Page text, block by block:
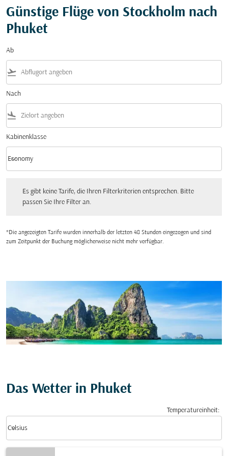
Günstige Flüge von Stockholm nach
Phuket
Ab
flight_takeoff
Nach
flight_land
Kabinenklasse
Kabinenklasse option Economy Selected
Economy
keyboard_arrow_down
Es gibt keine Tarife, die Ihren Filterkriterien entsprechen. Bitte
passen Sie Ihre Filter an.
*Die angezeigten Tarife wurden innerhalb der letzten 48 Stunden eingezogen und sind
zum Zeitpunkt der Buchung möglicherweise nicht mehr verfügbar.
Das Wetter in Phuket
Temperatureinheit:
Celsius
keyboard_arrow_down